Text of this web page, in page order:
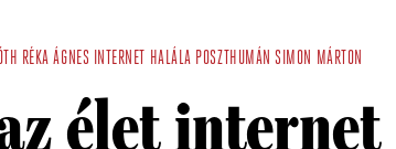
RÉKA ÁGNES INTERNET HALÁLA POSZTHUMÁN SIMON MÁRTON
élet internet